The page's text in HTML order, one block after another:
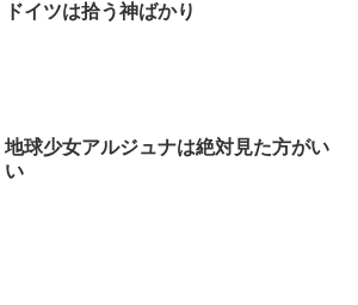
ドイツは拾う神ばかり
地球少女アルジュナは絶対見た方がい
い